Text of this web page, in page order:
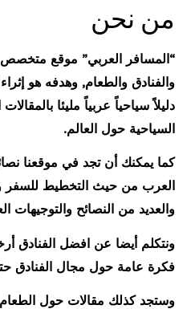
من نحن
“المسافر العربي” موقع
والفنادق والطعام, وهدفه هو
دليلاً سياحياً عربياً مليئا
السياحية حول العالم.
كما يمكنك أن تجد في موقعنا
العرب من حيث التخطيط للسفر
والعديد من النصائح والتوجيهات
ونتكلم أيضا عن افضل الفنادق
فكرة عامة حول مجال الفنادق
وستجد كذلك مقالات حول الطعام